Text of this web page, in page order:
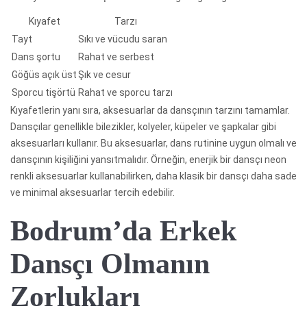
Kıyafet
Tarzı
Tayt
Sıkı ve vücudu saran
Dans şortu
Rahat ve serbest
Göğüs açık üst Şık ve cesur
Sporcu tişörtü Rahat ve sporcu tarzı
Kıyafetlerin yanı sıra, aksesuarlar da dansçının tarzını tamamlar.
Dansçılar genellikle bilezikler, kolyeler, küpeler ve şapkalar gibi
aksesuarları kullanır. Bu aksesuarlar, dans rutinine uygun olmalı ve
dansçının kişiliğini yansıtmalıdır. Örneğin, enerjik bir dansçı neon
renkli aksesuarlar kullanabilirken, daha klasik bir dansçı daha sade
ve minimal aksesuarlar tercih edebilir.
Bodrum’da Erkek
Dansçı Olmanın
Zorlukları